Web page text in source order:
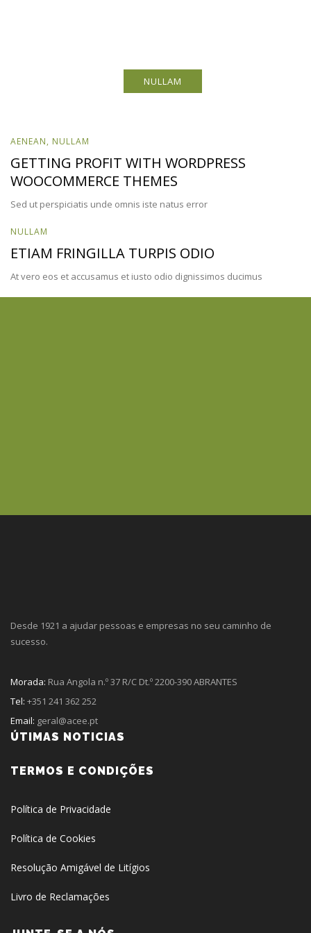
NULLAM
AENEAN, NULLAM
GETTING PROFIT WITH WORDPRESS
WOOCOMMERCE THEMES
Sed ut perspiciatis unde omnis iste natus error
NULLAM
ETIAM FRINGILLA TURPIS ODIO
At vero eos et accusamus et iusto odio dignissimos ducimus
Desde 1921 a ajudar pessoas e empresas no seu caminho de
sucesso.
Morada: Rua Angola n.º 37 R/C Dt.º 2200-390 ABRANTES
Tel: +351 241 362 252
Email: geral@acee.pt
ÚTIMAS NOTICIAS
TERMOS E CONDIÇÕES
Política de Privacidade
Política de Cookies
Resolução Amigável de Litígios
Livro de Reclamações